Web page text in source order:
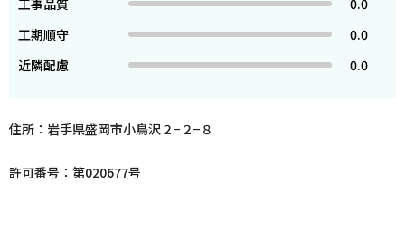
工事品質
0.0
工期順守
0.0
近隣配慮
0.0
住所：岩手県盛岡市小鳥沢２−２−８
許可番号：第020677号